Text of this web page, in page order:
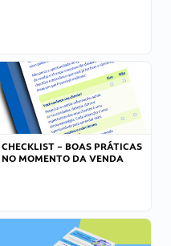
CHECKLIST – BOAS PRÁTICAS
NO MOMENTO DA VENDA